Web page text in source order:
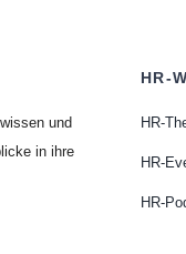
und
in ihre
HR-
HR-
HR-
HR-